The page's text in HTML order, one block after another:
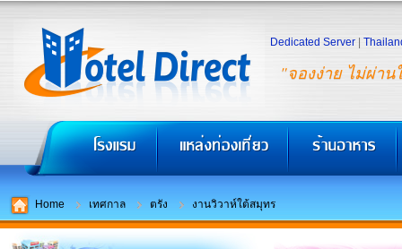
"จองง่าย ไม่ผ่าน
Dedicated Server
Home เทศกาล ตรัง งานวิวาห์ใต้สมุทร